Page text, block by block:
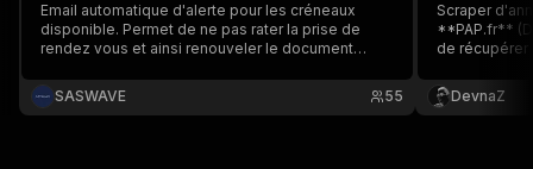
Email automatique d'alerte pour les créneaux
disponible. Permet de ne pas rater la prise de
rendez vous et ainsi renouveler le document
Déclenchement régulier avec le Schedule de
Apify
SASWAVE 55
Scraper
**PAP.fr**
de récupérer
DevnaZ